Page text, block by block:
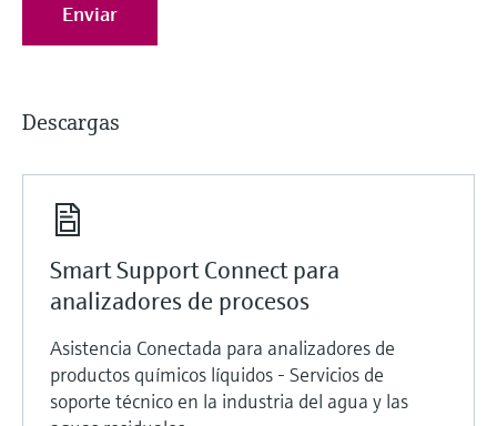
Enviar
Descargas
Smart Support Connect para
analizadores de procesos
Asistencia Conectada para analizadores de
productos químicos líquidos - Servicios de
soporte técnico en la industria del agua y las